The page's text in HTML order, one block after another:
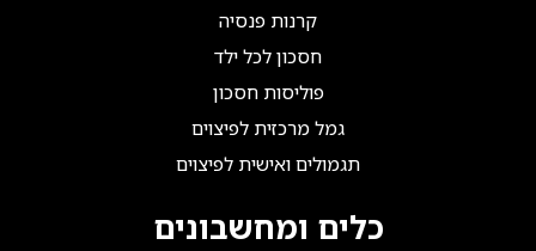
קרנות פנסיה
חסכון לכל ילד
פוליסות חסכון
גמל מרכזית לפיצוים
תגמולים ואישית לפיצוים
כלים ומחשבונים